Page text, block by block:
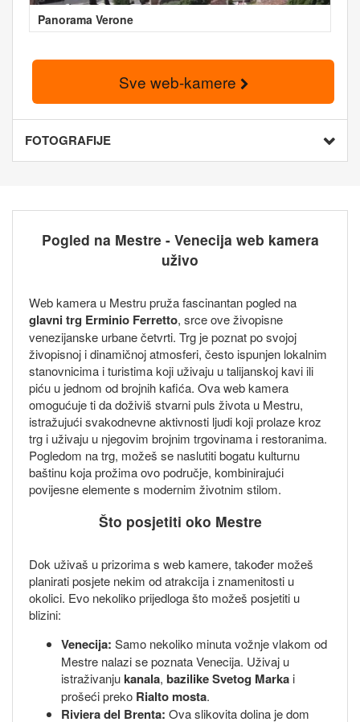
Panorama Verone
Sve web-kamere
FOTOGRAFIJE
Pogled na Mestre - Venecija web kamera
uživo
Web kamera u Mestru pruža fascinantan pogled na
glavni trg Erminio Ferretto, srce ove živopisne
venezijanske urbane četvrti. Trg je poznat po svojoj
živopisnoj i dinamičnoj atmosferi, često ispunjen lokalnim
stanovnicima i turistima koji uživaju u talijanskoj kavi ili
piću u jednom od brojnih kafića. Ova web kamera
omogućuje ti da doživiš stvarni puls života u Mestru,
istražujući svakodnevne aktivnosti ljudi koji prolaze kroz
trg i uživaju u njegovim brojnim trgovinama i restoranima.
Pogledom na trg, možeš se naslutiti bogatu kulturnu
baštinu koja prožima ovo područje, kombinirajući
povijesne elemente s modernim životnim stilom.
Što posjetiti oko Mestre
Dok uživaš u prizorima s web kamere, također možeš
planirati posjete nekim od atrakcija i znamenitosti u
okolici. Evo nekoliko prijedloga što možeš posjetiti u
blizini:
Venecija: Samo nekoliko minuta vožnje vlakom od
Mestre nalazi se poznata Venecija. Uživaj u
istraživanjukanala, bazilike Svetog Marka i
prošeći preko Rialto mosta.
Riviera del Brenta: Ova slikovita dolina je dom